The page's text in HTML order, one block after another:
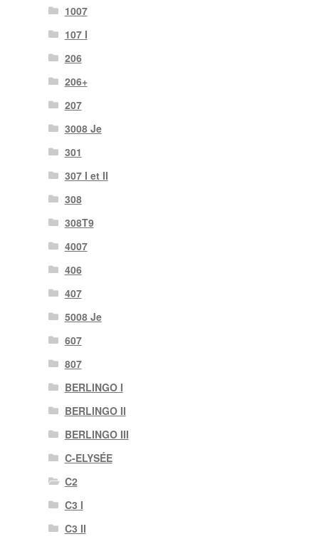
1007
107 I
206
206+
207
3008 Je
301
307 I et II
308
308T9
4007
406
407
5008 Je
607
807
BERLINGO I
BERLINGO II
BERLINGO III
C-ELYSÉE
C2
C3 I
C3 II